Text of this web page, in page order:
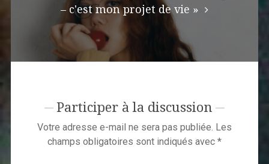
– c'est mon projet de vie »
Participer à la discussion
Votre adresse e-mail ne sera pas publiée. Les
champs obligatoires sont indiqués avec *